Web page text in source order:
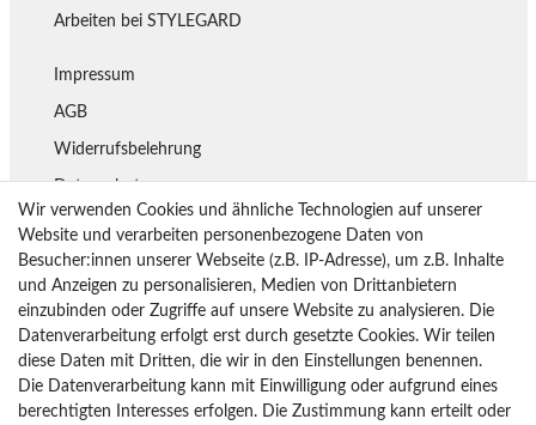
Arbeiten bei STYLEGARD
Impressum
AGB
Widerrufsbelehrung
Datenschutz
Lieferung
Rückgaberecht
Vertrag widerrufen
Bezahlarten
Wir verwenden Cookies und ähnliche Technologien auf unserer
Website und verarbeiten personenbezogene Daten von
Besucher:innen unserer Webseite (z.B. IP-Adresse), um z.B. Inhalte
und Anzeigen zu personalisieren, Medien von Drittanbietern
einzubinden oder Zugriffe auf unsere Website zu analysieren. Die
Datenverarbeitung erfolgt erst durch gesetzte Cookies. Wir teilen
diese Daten mit Dritten, die wir in den Einstellungen benennen.
Die Datenverarbeitung kann mit Einwilligung oder aufgrund eines
berechtigten Interesses erfolgen. Die Zustimmung kann erteilt oder